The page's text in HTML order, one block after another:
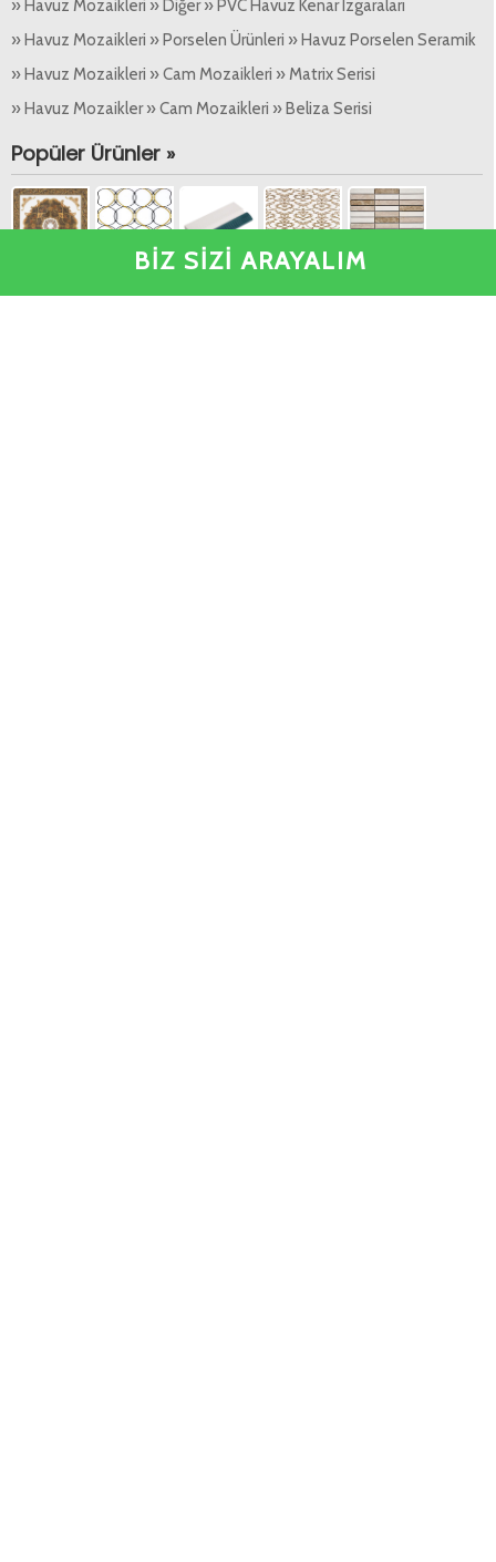
BİZ SİZİ ARAYALIM
» Havuz Mozaikleri » Diğer » PVC Havuz Kenar Izgaraları
» Havuz Mozaikleri » Porselen Ürünleri » Havuz Porselen Seramik
» Havuz Mozaikleri » Cam Mozaikleri » Matrix Serisi
» Havuz Mozaikler » Cam Mozaikleri » Beliza Serisi
Popüler Ürünler »